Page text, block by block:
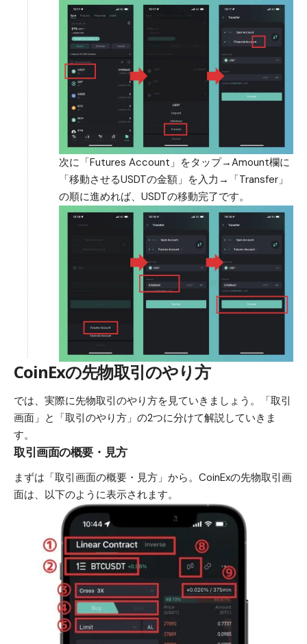
次に「Futures Account」をタップ→Amount欄に
「移動させるUSDTの金額」を入力→「Transfer」
の順に進めれば、USDTの移動完了です。
CoinExの先物取引のやり方
では、実際に先物取引のやり方を見ていきましょう。「取引
画面」と「取引のやり方」の2つに分けて解説していきま
す。
取引画面の概要・見方
まずは「取引画面の概要・見方」から。CoinExの先物取引画
面は、以下のように表示されます。